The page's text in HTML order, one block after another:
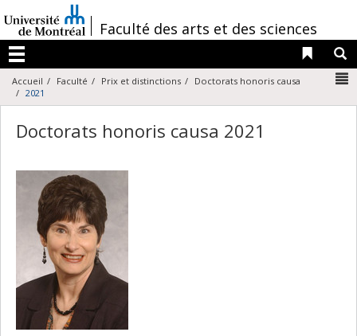
au
contenu
/Faculté des arts et des sciences
Menu
Liens
Accueil Faculté Prix et distinctions
Doctorats honoris causa
2021
Doctorats honoris causa 2021